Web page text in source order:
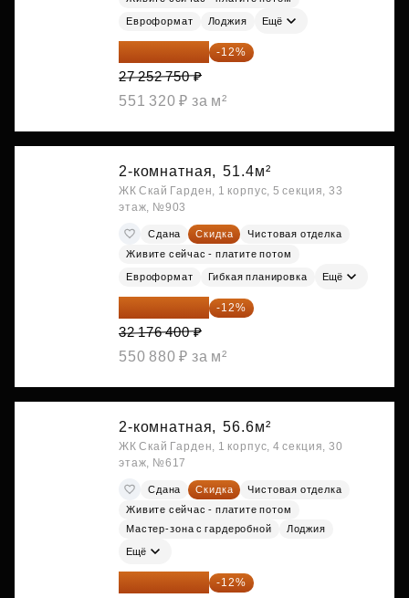
Евроформат Лоджия Ещё
23 982 420 ₽ -12%
27 252 750 ₽
551 320 ₽ за м²
2-комнатная, 51.4м²
ЖК Скай Гарден, 1 корпус, 5 секция, 33
этаж, №903
Сдана Скидка
Чистовая отделка
Живите сейчас - платите потом
Евроформат Гибкая планировка Ещё
28 315 232 ₽ -12%
32 176 400 ₽
550 880 ₽ за м²
2-комнатная, 56.6м²
ЖК Скай Гарден, 1 корпус, 4 секция, 30
этаж, №617
Сдана Скидка
Чистовая отделка
Живите сейчас - платите потом
Мастер-зона с гардеробной
Лоджия
Ещё
29 516 221 ₽ -12%